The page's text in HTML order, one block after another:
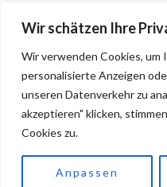
Wir schätzen Ihre
Wir verwenden Cookies, um
personalisierte Anzeigen
unseren Datenverkehr zu
akzeptieren" klicken,
Cookies zu.
Anpassen